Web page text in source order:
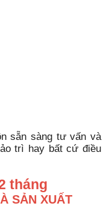
sẵn sàng tư vấn và
trì hay bất cứ điều
tháng
SẢN XUẤT